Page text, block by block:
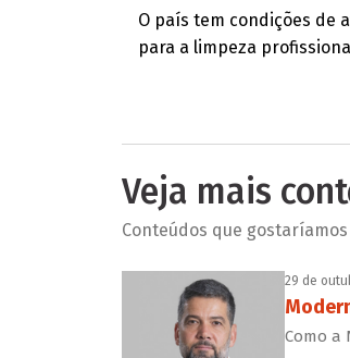
O país tem condições de
para a limpeza
Veja mais
Conteúdos que
29 de
Como a